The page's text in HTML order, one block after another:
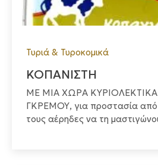
Τυριά & Τυροκομικά
ΚΟΠΑΝΙΣΤΗ
ΜΕ ΜΙΑ ΧΩΡΑ
ΓΚΡΕΜΟΥ, για προστασία από
τους αέρηδες να τη